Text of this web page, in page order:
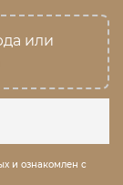
или
и ознакомлен с